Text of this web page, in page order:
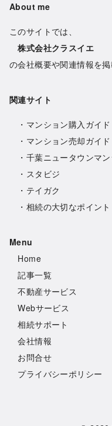
About me
このサイトでは、
株式会社クラスイエ
の会社概要や関連情報を掲
関連サイト
・ マンション購入ガイド
・ マンション売却ガイド
・ 千葉ニュータウンマ
・ スタビジ
・ テイガク
・ 相続の大切なポイント
Menu
Home
記事一覧
不動産サービス
Webサービス
相続サポート
会社情報
お問合せ
プライバシーポリシー